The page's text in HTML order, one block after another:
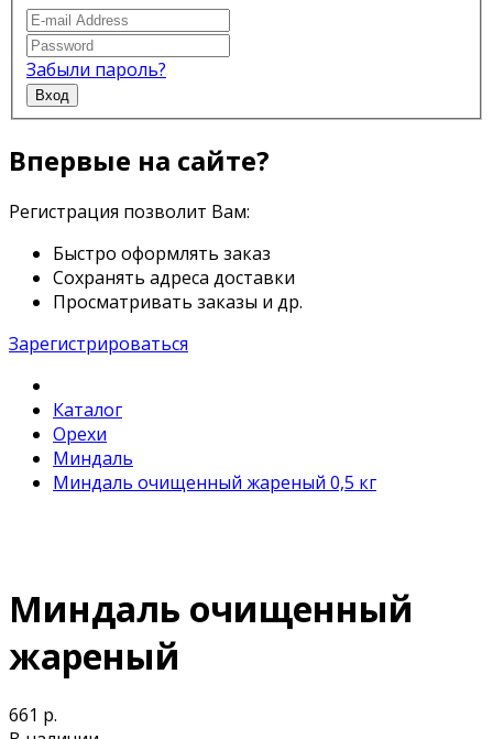
Забыли пароль?
Вход
Впервые на сайте?
Регистрация позволит Вам:
Быстро оформлять заказ
Сохранять адреса доставки
Просматривать заказы и др.
Зарегистрироваться
Каталог
Орехи
Миндаль
Миндаль очищенный жареный 0,5 кг
Миндаль очищенный
жареный
661 р.